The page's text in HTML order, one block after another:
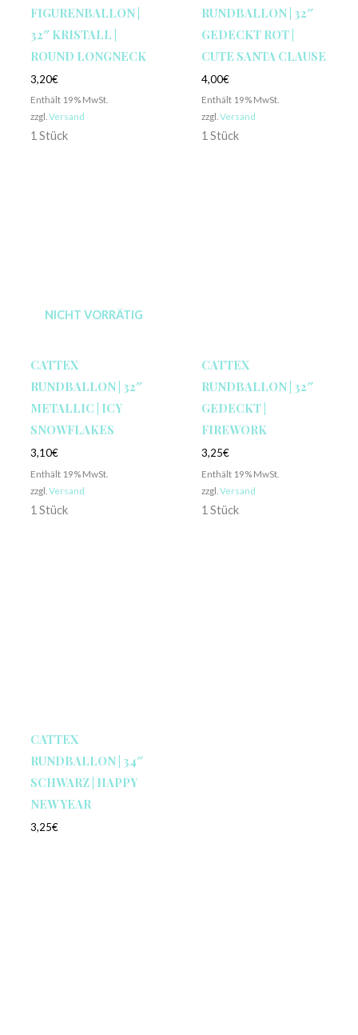
FIGURENBALLON |
32″ KRISTALL |
ROUND LONGNECK
3,20€
Enthält 19% MwSt.
zzgl. Versand
1 Stück
RUNDBALLON | 32″
GEDECKT ROT |
CUTE SANTA CLAUSE
4,00€
Enthält 19% MwSt.
zzgl. Versand
1 Stück
NICHT VORRÄTIG
CATTEX
RUNDBALLON | 32″
METALLIC | ICY
SNOWFLAKES
3,10€
Enthält 19% MwSt.
zzgl. Versand
1 Stück
CATTEX
RUNDBALLON | 32″
GEDECKT |
FIREWORK
3,25€
Enthält 19% MwSt.
zzgl. Versand
1 Stück
CATTEX
RUNDBALLON | 34″
SCHWARZ | HAPPY
NEW YEAR
3,25€